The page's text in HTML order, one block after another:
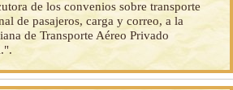
de los convenios sobre transporte
de pasajeros, carga y correo, a la
de Transporte Aéreo Privado